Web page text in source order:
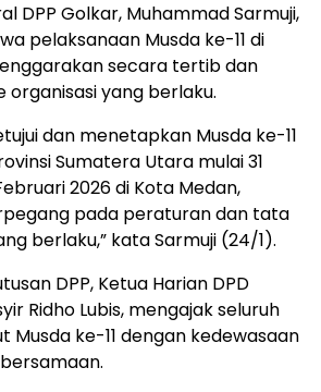
DPP Golkar, Muhammad Sarmuji,
pelaksanaan Musda ke-11 di
secara tertib dan
organisasi yang berlaku.
dan menetapkan Musda ke-11
Sumatera Utara mulai 31
2026 di Kota Medan,
pada peraturan dan tata
berlaku,” kata Sarmuji (24/1).
DPP, Ketua Harian DPD
Ridho Lubis, mengajak seluruh
Musda ke-11 dengan kedewasaan